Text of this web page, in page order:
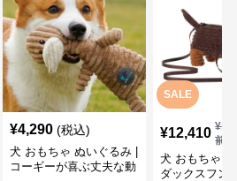
¥4,290 (税込)
犬 おもちゃ ぬいぐるみ |
コーギーが喜ぶ丈夫な動
SALE
¥12,410 ¥
前)
犬 おもちゃ
ダックスフン